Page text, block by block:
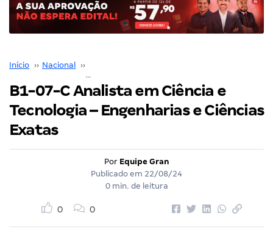
Início ›› Nacional ››
B1-07-C Analista em Ciência e
Tecnologia – Engenharias e Ciências
Exatas
Por Equipe Gran
Publicado em 22/08/24
0 min. de leitura
0 0